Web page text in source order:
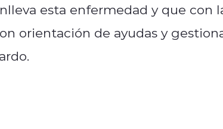
esta enfermedad y que con
orientación de ayudas y